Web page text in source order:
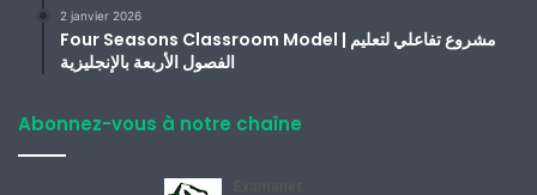
2 janvier 2026
Four Seasons Classroom Model | مشروع تفاعلي لتعليم
الفصول الأربعة بالإنجليزية
Abonnez-vous à notre chaîne